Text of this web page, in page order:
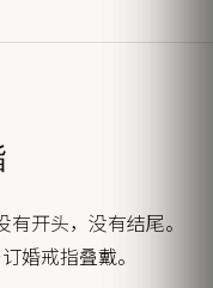
开头，没有结尾。
婚戒指叠戴。